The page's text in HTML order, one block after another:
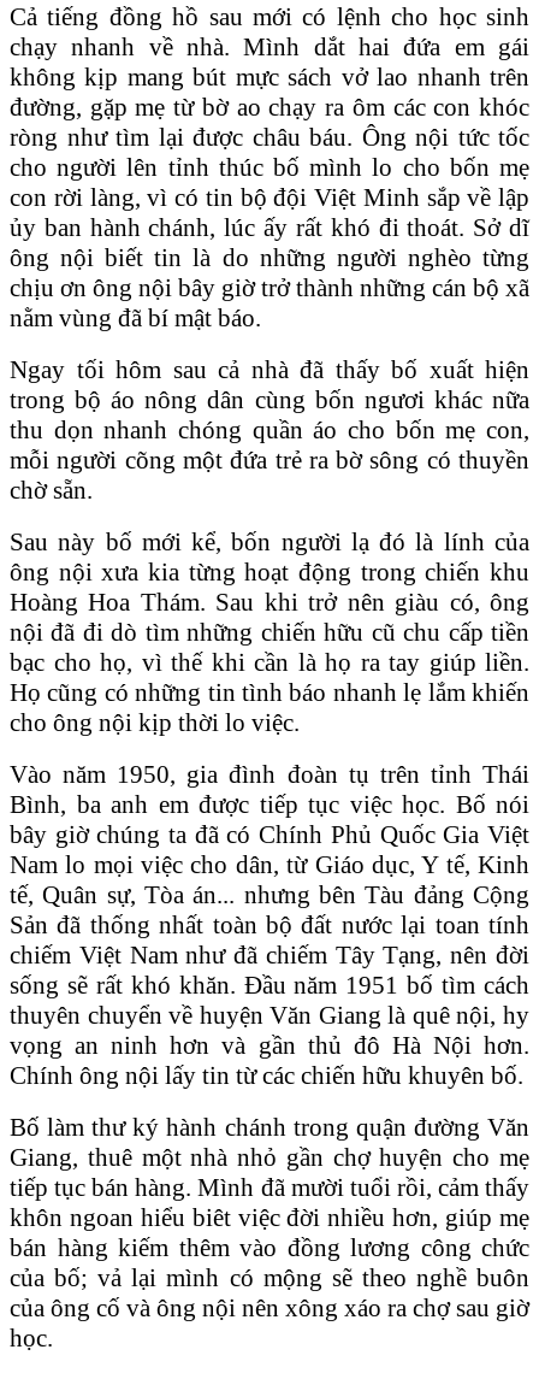
Cả tiếng đồng hồ sau mới có lệnh cho học sinh
chạy nhanh về nhà. Mình dắt hai đứa em gái
không kịp mang bút mực sách vở lao nhanh trên
đường, gặp mẹ từ bờ ao chạy ra ôm các con khóc
ròng như tìm lại được châu báu. Ông nội tức tốc
cho người lên tỉnh thúc bố mình lo cho bốn mẹ
con rời làng, vì có tin bộ đội Việt Minh sắp về lập
ủy ban hành chánh, lúc ấy rất khó đi thoát. Sở dĩ
ông nội biết tin là do những người nghèo từng
chịu ơn ông nội bây giờ trở thành những cán bộ xã
nằm vùng đã bí mật báo.
Ngay tối hôm sau cả nhà đã thấy bố xuất hiện
trong bộ áo nông dân cùng bốn ngươi khác nữa
thu dọn nhanh chóng quần áo cho bốn mẹ con,
mỗi người cõng một đứa trẻ ra bờ sông có thuyền
chờ sẵn.
Sau này bố mới kể, bốn người lạ đó là lính của
ông nội xưa kia từng hoạt động trong chiến khu
Hoàng Hoa Thám. Sau khi trở nên giàu có, ông
nội đã đi dò tìm những chiến hữu cũ chu cấp tiền
bạc cho họ, vì thế khi cần là họ ra tay giúp liền.
Họ cũng có những tin tình báo nhanh lẹ lắm khiến
cho ông nội kịp thời lo việc.
Vào năm 1950, gia đình đoàn tụ trên tỉnh Thái
Bình, ba anh em được tiếp tục việc học. Bố nói
bây giờ chúng ta đã có Chính Phủ Quốc Gia Việt
Nam lo mọi việc cho dân, từ Giáo dục, Y tế, Kinh
tế, Quân sự, Tòa án... nhưng bên Tàu đảng Cộng
Sản đã thống nhất toàn bộ đất nước lại toan tính
chiếm Việt Nam như đã chiếm Tây Tạng, nên đời
sống sẽ rất khó khăn. Đầu năm 1951 bố tìm cách
thuyên chuyển về huyện Văn Giang là quê nội, hy
vọng an ninh hơn và gần thủ đô Hà Nội hơn.
Chính ông nội lấy tin từ các chiến hữu khuyên bố.
Bố làm thư ký hành chánh trong quận đường Văn
Giang, thuê một nhà nhỏ gần chợ huyện cho mẹ
tiếp tục bán hàng. Mình đã mười tuổi rồi, cảm thấy
khôn ngoan hiểu biêt việc đời nhiều hơn, giúp mẹ
bán hàng kiếm thêm vào đồng lương công chức
của bố; vả lại mình có mộng sẽ theo nghề buôn
của ông cố và ông nội nên xông xáo ra chợ sau giờ
học.